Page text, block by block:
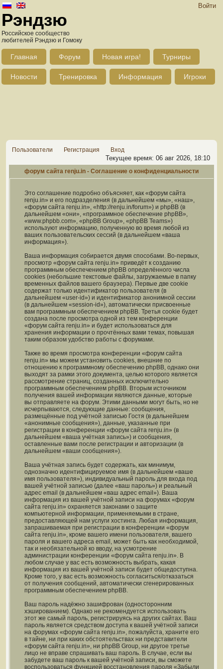
Войти
Рэндзю
Российское сообщество
любителей Рэндзю и Гомоку
Главная Форум Новая игра! Турниры
Новости Тренировка Информация Игроки
Пользователи Регистрация Вход
Текущее время: 06 авг 2026, 18:10
форум сайта renju.in - Соглашение о конфиденциальности
Это соглашение подробно объясняет, как «форум сайта
renju.in» и его подразделения (в дальнейшем «мы», «наш»,
«форум сайта renju.in», «http://renju.in/forum») и phpBB (в
дальнейшем «они», «программное обеспечение phpBB»,
«www.phpbb.com», «phpBB Group», «phpBB Teams»)
используют информацию, полученную во время любой из
ваших пользовательских сессий (в дальнейшем «ваша
информация»).
Ваша информация собирается двумя способами. Во-первых,
просмотр «форум сайта renju.in» приведёт к созданию
программным обеспечением phpBB определённого числа
cookies (небольшие текстовые файлы, загружаемые в папку
временных файлов вашего браузера). Первые две cookie
содержат только идентификатор пользователя (в
дальнейшем «user-id») и идентификатор анонимной сессии
(в дальнейшем «session-id»), автоматически присвоенные
вам программным обеспечением phpBB. Третья cookie будет
создана после просмотра одной из тем конференции
«форум сайта renju.in» и будет использоваться для
хранения информации о прочтённых вами темах, повышая
таким образом удобство работы с форумами.
Также во время просмотра конференции «форум сайта
renju.in» мы можем установить cookies, внешние по
отношению к программному обеспечению phpBB, однако они
выходят за рамки этого документа, целью которого является
рассмотрение страниц, созданных исключительно
программным обеспечением phpBB. Вторым источником
получения вашей информации являются данные, которые
вы отправляете на форум. Этими данными могут быть, но не
исчерпываются, следующие данные: сообщения,
размещённые под учётной записью Гостя (в дальнейшем
«анонимные сообщения»), данные, указанные при
регистрации в конференции «форум сайта renju.in» (в
дальнейшем «ваша учётная запись») и сообщения,
оставленные вами после регистрации и авторизации (в
дальнейшем «ваши сообщения»).
Ваша учётная запись будет содержать, как минимум,
однозначно идентифицируемое имя (в дальнейшем «ваше
имя пользователя»), индивидуальный пароль для входа под
вашей учётной записью (далее «ваш пароль») и реальный
адрес email (в дальнейшем «ваш адрес email»). Ваша
информация из вашей учётной записи на форумах «форум
сайта renju.in» охраняется законами о защите
компьютерной информации, применяемыми в стране,
предоставляющей нам услуги хостинга. Любая информация,
запрашиваемая при регистрации в конференции «форум
сайта renju.in», кроме вашего имени пользователя, вашего
пароля и вашего адреса email, может быть как необходимой,
так и необязательной ко вводу, на усмотрение
администрации конференции «форум сайта renju.in». В
любом случае у вас есть возможность выбрать, какая
информация из вашей учётной записи будет общедоступна.
Кроме того, у вас есть возможность согласиться/отказаться
от получения сообщений, автоматически сгенерированных
программным обеспечением phpBB.
Ваш пароль надёжно зашифрован (односторонним
хэшированием). Однако не рекомендуется использовать
этот же самый пароль, регистрируясь на других сайтах. Ваш
пароль является средством доступа к вашей учётной записи
на форумах «форум сайта renju.in», пожалуйста, храните его
в тайне, ни при каких обстоятельствах ни представители
«форум сайта renju.in», ни phpBB Group, ни другое третье
лицо не вправе спрашивать ваш пароль. В случае, если вы
забудете ваш пароль к вашей учётной записи, вы сможете
воспользоваться функцией восстановления пароля «Забыли